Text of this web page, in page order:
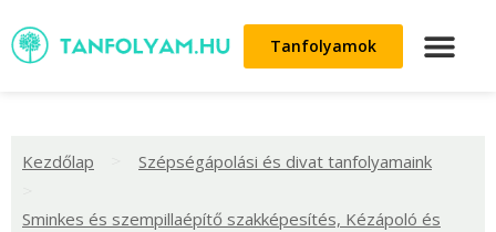
Tanfolyamok
Kezdőlap Szépségápolási és divat tanfolyamaink
Sminkes és szempillaépítő szakképesítés, Kézápoló és